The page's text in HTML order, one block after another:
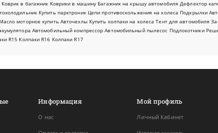
Коврик в багажник Коврики в машину Багажник на крышу автомобиля Дефлектор
Купить парктроник Цепи противоскольжения на колеса Подкрылки
Масло моторное купить Авточехлы Купить колпаки на колеса Тент для автомобиля
Автомобильный компрессор Автомобильный пылесос Подлокотники
R15 Колпаки R16 Колпаки R17
Информация
О нас
Мой профиль
Личный Кабинет